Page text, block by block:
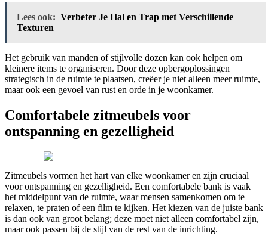
Lees ook: Verbeter Je Hal en Trap met Verschillende
Texturen
Het gebruik van manden of stijlvolle dozen kan ook helpen om
kleinere items te organiseren. Door deze opbergoplossingen
strategisch in de ruimte te plaatsen, creëer je niet alleen meer ruimte,
maar ook een gevoel van rust en orde in je woonkamer.
Comfortabele zitmeubels voor
ontspanning en gezelligheid
Zitmeubels vormen het hart van elke woonkamer en zijn cruciaal
voor ontspanning en gezelligheid. Een comfortabele bank is vaak
het middelpunt van de ruimte, waar mensen samenkomen om te
relaxen, te praten of een film te kijken. Het kiezen van de juiste bank
is dan ook van groot belang; deze moet niet alleen comfortabel zijn,
maar ook passen bij de stijl van de rest van de inrichting.